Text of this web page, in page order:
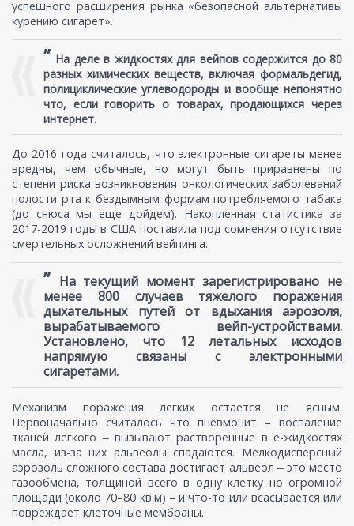
успешного расширения рынка «безопасной альтернативы
курению сигарет».
” На деле в жидкостях для вейпов содержится до 80
разных химических веществ, включая формальдегид,
полициклические углеводороды и вообще непонятно
что, если говорить о товарах, продающихся через
интернет.
До 2016 года считалось, что электронные сигареты менее
вредны, чем обычные, но могут быть приравнены по
степени риска возникновения онкологических заболеваний
полости рта к бездымным формам потребляемого табака
(до снюса мы еще дойдем). Накопленная статистика за
2017-2019 годы в США поставила под сомнения отсутствие
смертельных осложнений вейпинга.
” На текущий момент зарегистрировано не
менее 800 случаев тяжелого поражения
дыхательных путей от вдыхания аэрозоля,
вырабатываемого вейп-устройствами.
Установлено, что 12 летальных исходов
напрямую связаны с электронными
сигаретами.
Механизм поражения легких остается не ясным.
Первоначально считалось что пневмонит – воспаление
тканей легкого ‒ вызывают растворенные в е-жидкостях
масла, из-за них альвеолы спадаются. Мелкодисперсный
аэрозоль сложного состава достигает альвеол ‒ это место
газообмена, толщиной всего в одну клетку но огромной
площади (около 70–80 кв.м) – и что-то или всасывается или
повреждает клеточные мембраны.